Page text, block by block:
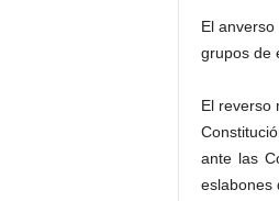
El
grupos de
El reverso
ante las
eslabones